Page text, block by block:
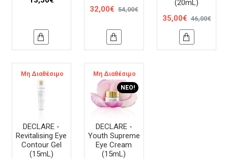
32,00€ 54,00€
(20mL)
35,00€ 46,00€
Μη Διαθέσιμο
DECLARE -
Revitalising Eye
Contour Gel
(15mL)
ΝΈΟ!
-24 %
Μη Διαθέσιμο
DECLARE -
Youth Supreme
Eye Cream
(15mL)